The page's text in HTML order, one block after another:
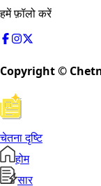
हमें फ़ॉलो करें
Copyright ©
चेतना दृष्टि
होम
सार